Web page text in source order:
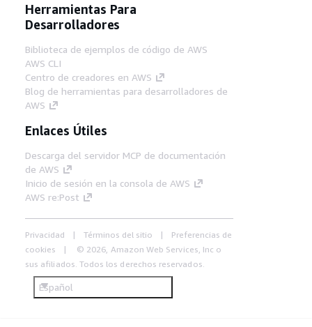
Herramientas Para
Desarrolladores
Biblioteca de ejemplos de código de AWS
AWS CLI
Centro de creadores en AWS
Blog de herramientas para desarrolladores de
AWS
Enlaces Útiles
Descarga del servidor MCP de documentación
de AWS
Inicio de sesión en la consola de AWS
AWS re:Post
Privacidad Términos del sitio
Preferencias de
cookies
© 2026, Amazon Web Services, Inc o
sus afiliados. Todos los derechos reservados.
Español